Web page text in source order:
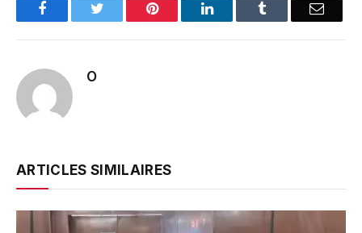
FacebookTwitter Pinterest LinkedInTumblr Email
O
ARTICLES SIMILAIRES